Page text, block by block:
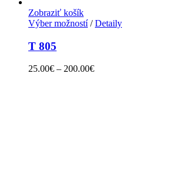
Zobraziť košík
Výber možností/ Detaily
T 805
25.00€ – 200.00€